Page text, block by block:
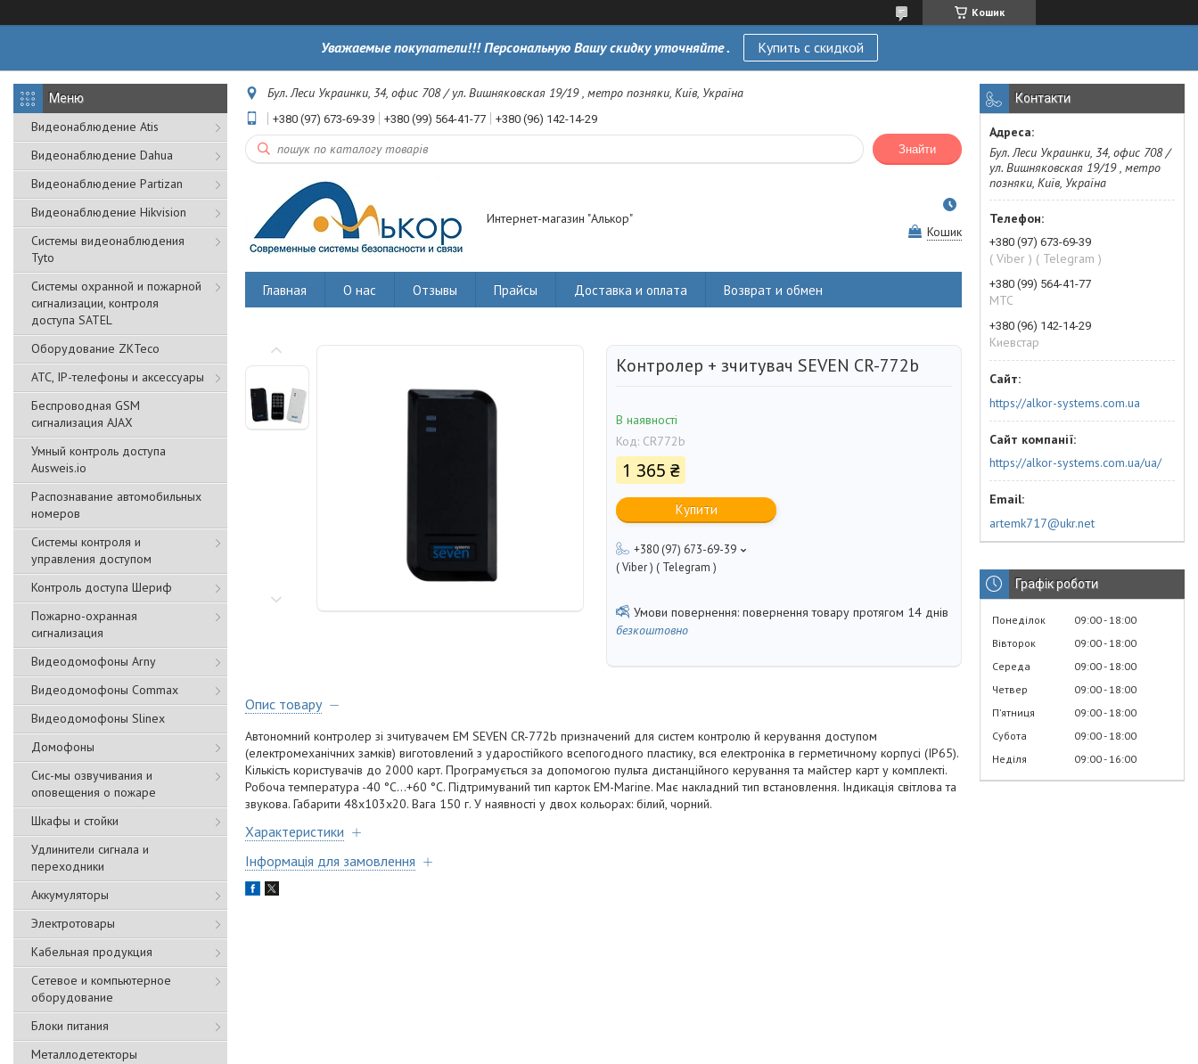
Кошик
Уважаемые покупатели!!! Персональную Вашу скидку уточняйте . Купить с скидкой
Видеонаблюдение Atis
Видеонаблюдение Dahua
Видеонаблюдение Partizan
Видеонаблюдение Hikvision
Системы видеонаблюдения
Tyto
Cистемы охранной и пожарной
сигнализации, контроля
доступа SATEL
Оборудование ZKTeco
АТС, IP-телефоны и аксессуары
Беспроводная GSM
сигнализация АJAX
Умный контроль доступа
Ausweis.io
Распознавание автомобильных
номеров
Системы контроля и
управления доступом
Контроль доступа Шериф
Пожарно-охранная
сигнализация
Видеодомофоны Arny
Видеодомофоны Commax
Видеодомофоны Slinex
Домофоны
Сис-мы озвучивания и
оповещения о пожаре
Шкафы и стойки
Удлинители сигнала и
переходники
Аккумуляторы
Электротовары
Кабельная продукция
Сетевое и компьютерное
оборудование
Блоки питания
Металлодетекторы
Бул. Леси Украинки, 34, офис 708 / ул. Вишняковская 19/19 , метро позняки, Київ, Україна
+380 (97) 673-69-39 +380 (99) 564-41-77 +380 (96) 142-14-29
Знайти
Интернет-магазин "Алькор"
Кошик
Главная О нас Отзывы Прайсы Доставка и оплата Возврат и обмен
Контролер + зчитувач SEVEN CR-772b
В наявності
Код: CR772b
1 365 ₴
Купити
+380 (97) 673-69-39
( Viber ) ( Telegram )
повернення товару протягом 14 днів
безкоштовно
Опис товару
Автономний контролер зі зчитувачем EM SEVEN CR-772b призначений для систем контролю й керування доступом
(електромеханічних замків) виготовлений з ударостійкого всепогодного пластику, вся електроніка в герметичному корпусі (IP65).
Кількість користувачів до 2000 карт. Програмується за допомогою пульта дистанційного керування та майстер карт у комплекті.
Робоча температура -40 °C...+60 °C. Підтримуваний тип карток EM-Marine. Має накладний тип встановлення. Індикація світлова та
звукова. Габарити 48х103х20. Вага 150 г. У наявності у двох кольорах: білий, чорний.
Характеристики
Інформація для замовлення
Контакти
Бул. Леси Украинки, 34, офис 708 /
ул. Вишняковская 19/19 , метро
позняки, Київ, Україна
+380 (97) 673-69-39
( Viber ) ( Telegram )
+380 (99) 564-41-77
МТС
+380 (96) 142-14-29
Киевстар
https://alkor-systems.com.ua
https://alkor-systems.com.ua/ua/
artemk717@ukr.net
Графік роботи
Понеділок 09:00 18:00
Вівторок
09:00 18:00
Середа
09:00 18:00
Четвер
09:00 18:00
Пʼятниця
09:00 18:00
Субота
09:00 18:00
Неділя
09:00 16:00